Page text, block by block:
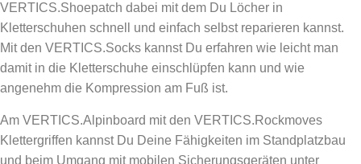
VERTICS.Shoepatch dabei mit dem Du Löcher in
Kletterschuhen schnell und einfach selbst reparieren kannst.
Mit den VERTICS.Socks kannst Du erfahren wie leicht man
damit in die Kletterschuhe einschlüpfen kann und wie
angenehm die Kompression am Fuß ist.
Am VERTICS.Alpinboard mit den VERTICS.Rockmoves
Klettergriffen kannst Du Deine Fähigkeiten im Standplatzbau
und beim Umgang mit mobilen Sicherungsgeräten unter